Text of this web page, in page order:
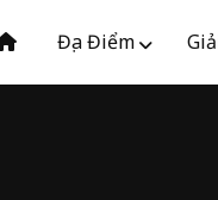
Địa Điểm